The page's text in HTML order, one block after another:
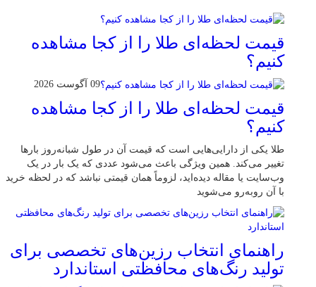
قیمت لحظه‌ای طلا را از کجا مشاهده
کنیم؟
09 آگوست 2026
قیمت لحظه‌ای طلا را از کجا مشاهده
کنیم؟
طلا یکی از دارایی‌هایی است که قیمت آن در طول شبانه‌روز بارها
تغییر می‌کند. همین ویژگی باعث می‌شود عددی که یک بار در یک
وب‌سایت یا مقاله دیده‌اید، لزوماً همان قیمتی نباشد که در لحظه خرید
با آن روبه‌رو می‌شوید
راهنمای انتخاب رزین‌های تخصصی برای
تولید رنگ‌های محافظتی استاندارد